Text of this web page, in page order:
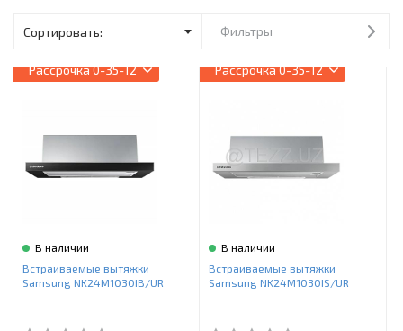
Мелкая бытовая техника
Инструменты и техника
Пылесосы
Сантехника
Фильтры
Рассрочка0-35-12
В наличии
Встраиваемые вытяжки
Samsung NK24M1030IB/UR
Рассрочка0-35-12
В наличии
Встраиваемые вытяжки
Samsung NK24M1030IS/UR